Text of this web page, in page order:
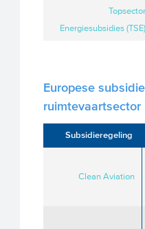
Topsector
Energiesubsidies (TSE)
Europese
ruimtevaartsector
Subsidieregeling
Clean Aviation